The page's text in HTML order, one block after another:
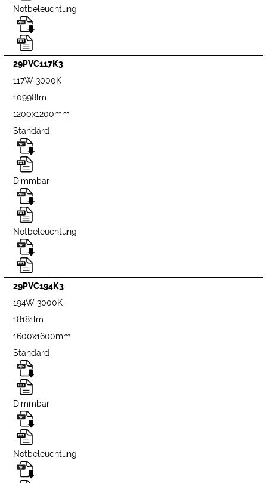
Notbeleuchtung
29PVC117K3
117W 3000K
10998lm
1200x1200mm
Standard
Dimmbar
Notbeleuchtung
29PVC194K3
194W 3000K
18181lm
1600x1600mm
Standard
Dimmbar
Notbeleuchtung